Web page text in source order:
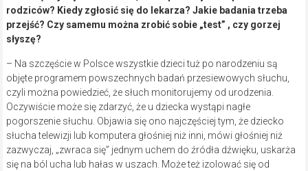
rodziców? Kiedy zgłosić się do lekarza? Jakie badania trzeba
przejść? Czy samemu można zrobić sobie „test” , czy gorzej
słyszę?
– Na szczęście w Polsce wszystkie dzieci tuż po narodzeniu są
objęte programem powszechnych badań przesiewowych słuchu,
czyli można powiedzieć, że słuch monitorujemy od urodzenia.
Oczywiście może się zdarzyć, że u dziecka wystąpi nagłe
pogorszenie słuchu. Objawia się ono najczęściej tym, że dziecko
słucha telewizji lub komputera głośniej niż inni, mówi głośniej niż
zazwyczaj, „zwraca się” jednym uchem do źródła dźwięku, uskarża
się na ból ucha lub hałas w uszach. Może też izolować się od